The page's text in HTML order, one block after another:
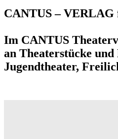
CANTUS –
Im CANTUS
an Theaterstücke und
Jugendtheater,